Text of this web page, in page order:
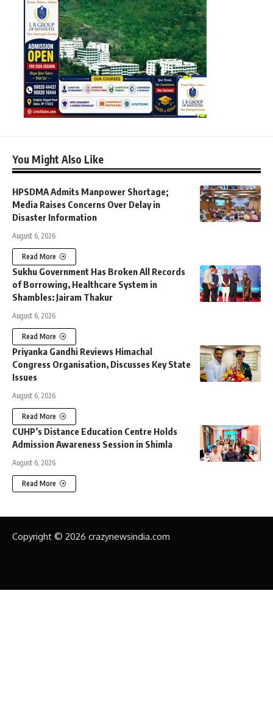
You Might Also Like
HPSDMA Admits Manpower Shortage;
Media Raises Concerns Over Delay in
Disaster Information
August 6, 2026
Read More
Sukhu Government Has Broken All Records
of Borrowing, Healthcare System in
Shambles: Jairam Thakur
August 6, 2026
Read More
Priyanka Gandhi Reviews Himachal
Congress Organisation, Discusses Key State
Issues
August 6, 2026
Read More
CUHP’s Distance Education Centre Holds
Admission Awareness Session in Shimla
August 6, 2026
Read More
Copyright © 2026 crazynewsindia.com